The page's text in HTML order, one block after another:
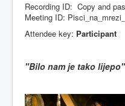
Recording ID: Copy and
Meeting ID:
Attendee key: Participant
"Bilo nam je tako lijepo"